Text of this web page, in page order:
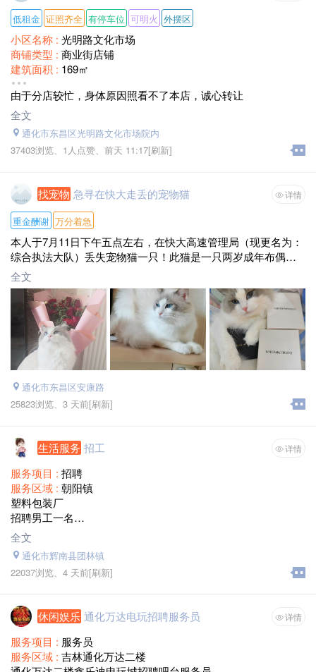
低租金 证照齐全 有停车位 可明火 外摆区
小区名称 : 光明路文化市场
商铺类型 : 商业街店铺
建筑面积 : 169㎡
转让价格 :
由于分店较忙，身体原因照看不了本店，诚心转让
全文
通化市东昌区光明路文化市场院内
37403浏览、 1人点赞、 前天 11:17[刷新]
找宠物 急寻在快大走丢的宠物猫 详情
重金酬谢 万分着急
本人于7月11日下午五点左右，在快大高速管理局（现更名为：
综合执法大队）丢失宠物猫一只！此猫是一只两岁成年布偶公
猫，长毛，背毛灰白色夹杂浅咖色，腹部为白色，耳朵有白
斑，蓝瞳。此猫患有慢性病，需常年吃医用处方粮并需配合药
物治疗，如长时间断处方粮或停药会加重病情！因本人无子
女，此猫就是本人的大儿子，如好心人遇见此猫请善待！特别
提醒：此猫今年疫苗还未接种，请注意别被被猫抓伤咬伤！归
还猫咪的好心人，主人给予酬金面议（500元以上）！
全文
通化市东昌区安康路
25823浏览、 3 天前[刷新]
生活服务 招工 详情
服务项目 : 招聘
服务区域 : 朝阳镇
塑料包装厂
招聘男工一名
工资+满勤=4000元-5000元
有长期工作打算的优先，年龄30-50岁。
三天打鱼两天晒网的绕行
电话13674453898
全文
通化市辉南县团林镇
22037浏览、 4 天前[刷新]
休闲娱乐 通化万达电玩招聘服务员 详情
服务项目 : 服务员
服务区域 : 吉林通化万达二楼